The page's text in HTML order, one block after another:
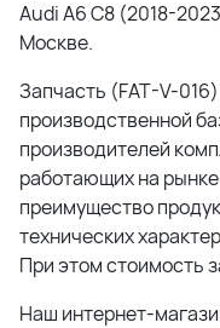
Audi A6 C8 (2018-
Москве.
Запчасть (FAT-V-
производственной
производителей
работающих на
преимущество
технических
При этом стоимость
Наш интернет-